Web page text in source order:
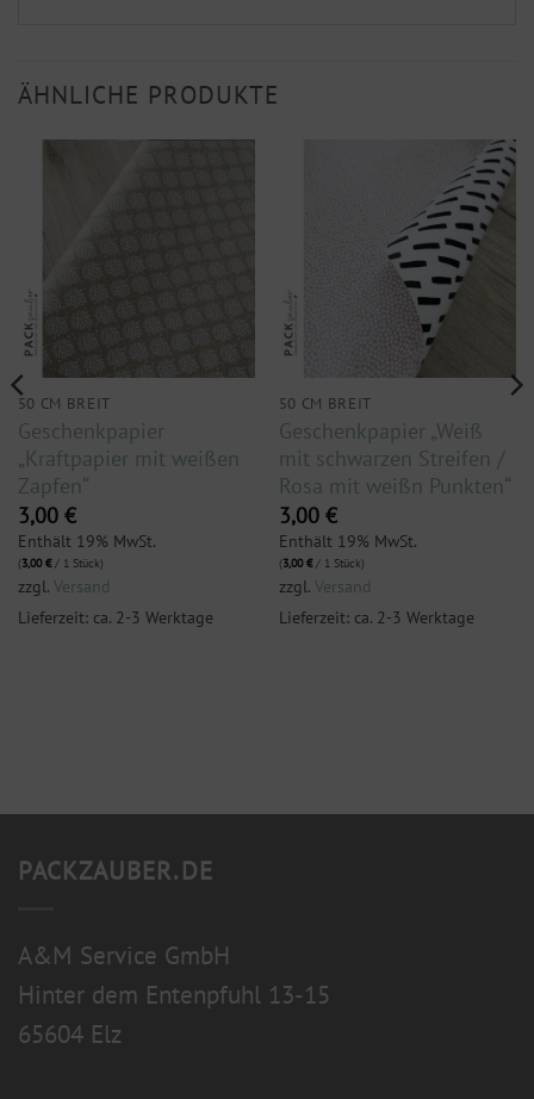
ÄHNLICHE PRODUKTE
50 CM BREIT
Geschenkpapier
„Kraftpapier mit weißen
Zapfen“
3,00 €
Enthält 19% MwSt.
(3,00€/ 1 Stück)
zzgl. Versand
Lieferzeit: ca. 2-3 Werktage
50 CM BREIT
Geschenkpapier „Weiß
mit schwarzen Streifen /
Rosa mit weißn Punkten“
3,00 €
Enthält 19% MwSt.
(3,00€/ 1 Stück)
zzgl. Versand
Lieferzeit: ca. 2-3 Werktage
PACKZAUBER.DE
A&M Service GmbH
Hinter dem Entenpfuhl 13-15
65604 Elz